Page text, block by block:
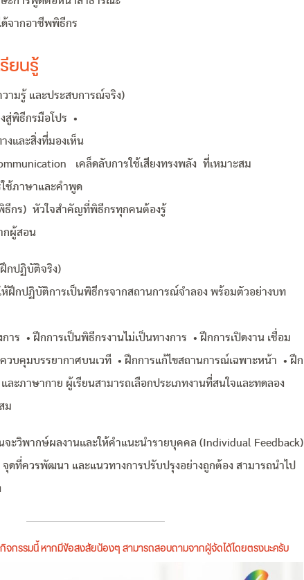
ด้จากอาชีพพิธีกร
ยนรู้
ามรู้ และประสบการณ์จริง)
สู่พิธีกรมือโปร •
งและสิ่งที่มองเห็น
เคล็ดลับการใช้เสียงทรงพลัง ที่เหมาะสม
ใช้ภาษาและคำพูด
ธีกร) หัวใจสำคัญที่พิธีกรทุกคนต้องรู้
กผู้สอน
กปฏิบัติจริง)
ห้ฝึกปฏิบัติการเป็นพิธีกรจากสถานการณ์จำลอง พร้อมตัวอย่างบท
าร • ฝึกการเป็นพิธีกรงานไม่เป็นทางการ • ฝึกการเปิดงาน เชื่อม
วบคุมบรรยากาศบนเวที • ฝึกการแก้ไขสถานการณ์เฉพาะหน้า • ฝึก
ละภาษากาย ผู้เรียนสามารถเลือกประเภทงานที่สนใจและทดลอง
ม
ะวิพากษ์ผลงานและให้คำแนะนำรายบุคคล (Individual Feedback)
จุดที่ควรพัฒนา และแนวทางการปรับปรุงอย่างถูกต้อง สามารถนำไป
กิจกรรมนี้ หากมีข้อสงสัยน้องๆ สามารถสอบถามจากผู้จัดได้โดยตรงนะครับ